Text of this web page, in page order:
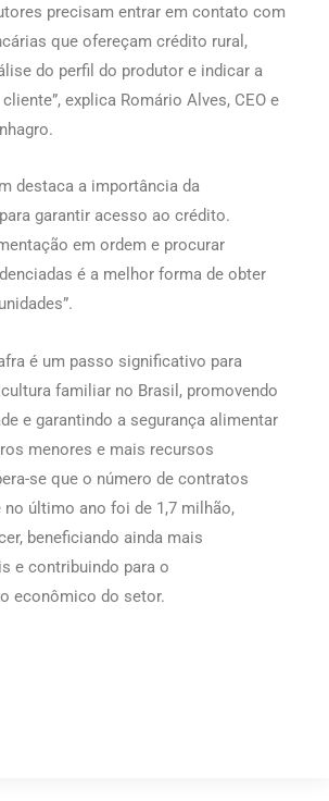
precisam entrar em contato com
que ofereçam crédito rural,
do perfil do produtor e indicar a
explica Romário Alves, CEO e
destaca a importância da
garantir acesso ao crédito.
em ordem e procurar
é a melhor forma de obter
é um passo significativo para
familiar no Brasil, promovendo
e garantindo a segurança alimentar
menores e mais recursos
se que o número de contratos
no último ano foi de 1,7 milhão,
beneficiando ainda mais
e contribuindo para o
econômico do setor.